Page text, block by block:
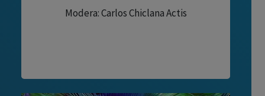
Modera: Carlos Chiclana Actis